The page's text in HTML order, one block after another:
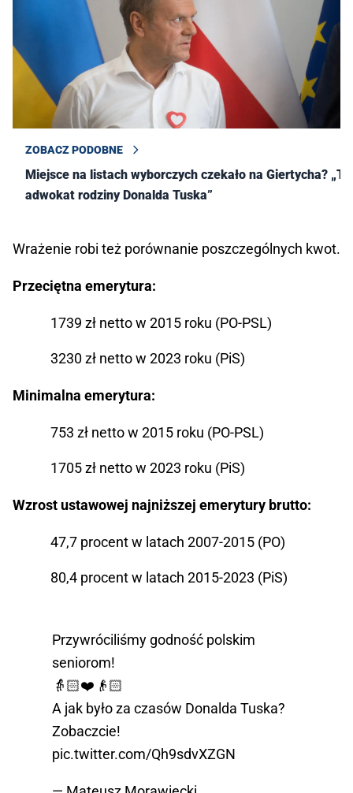
ZOBACZ PODOBNE
Miejsce na listach wyborczych czekało na Giertycha? „To
adwokat rodziny Donalda Tuska”
Wrażenie robi też porównanie poszczególnych kwot.
Przeciętna emerytura:
1739 zł netto w 2015 roku (PO-PSL)
3230 zł netto w 2023 roku (PiS)
Minimalna emerytura:
753 zł netto w 2015 roku (PO-PSL)
1705 zł netto w 2023 roku (PiS)
Wzrost ustawowej najniższej emerytury brutto:
47,7 procent w latach 2007-2015 (PO)
80,4 procent w latach 2015-2023 (PiS)
Przywróciliśmy godność polskim
seniorom!
👵🏻❤️👴🏻
A jak było za czasów Donalda Tuska?
Zobaczcie!
pic.twitter.com/Qh9sdvXZGN